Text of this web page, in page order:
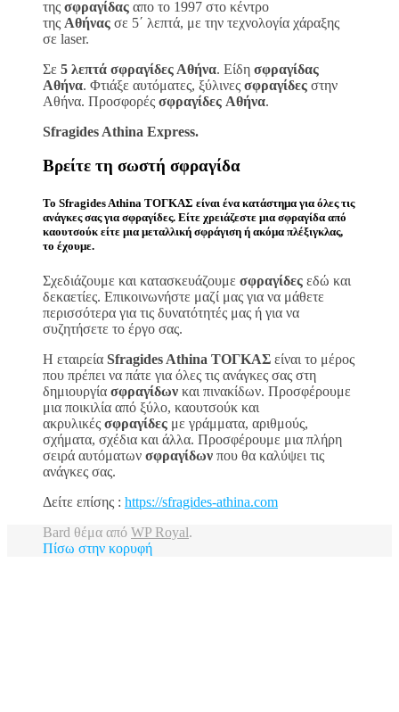
της σφραγίδας απο το 1997 στο κέντρο
της Αθήνας σε 5΄ λεπτά, με την τεχνολογία χάραξης
σε laser.
Σε 5 λεπτά σφραγίδες Αθήνα. Είδη σφραγίδας
Αθήνα. Φτιάξε αυτόματες, ξύλινες σφραγίδες στην
Αθήνα. Προσφορές σφραγίδες Αθήνα.
Sfragides Athina Express.
Βρείτε τη σωστή σφραγίδα
Το Sfragides Athina ΤΟΓΚΑΣ είναι ένα κατάστημα για όλες τις
ανάγκες σας για σφραγίδες. Είτε χρειάζεστε μια σφραγίδα από
καουτσούκ είτε μια μεταλλική σφράγιση ή ακόμα πλέξιγκλας,
το έχουμε.
Σχεδιάζουμε και κατασκευάζουμε σφραγίδες εδώ και
δεκαετίες. Επικοινωνήστε μαζί μας για να μάθετε
περισσότερα για τις δυνατότητές μας ή για να
συζητήσετε το έργο σας.
Η εταιρεία Sfragides Athina ΤΟΓΚΑΣ είναι το μέρος
που πρέπει να πάτε για όλες τις ανάγκες σας στη
δημιουργία σφραγίδων και πινακίδων. Προσφέρουμε
μια ποικιλία από ξύλο, καουτσούκ και
ακρυλικές σφραγίδες με γράμματα, αριθμούς,
σχήματα, σχέδια και άλλα. Προσφέρουμε μια πλήρη
σειρά αυτόματων σφραγίδων που θα καλύψει τις
ανάγκες σας.
Δείτε επίσης : https://sfragides-athina.com
Bard θέμα από WP Royal.
Πίσω στην κορυφή